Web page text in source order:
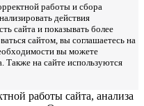
работы и сбора
действия
сайта и показывать более
сайтом, вы соглашаетесь на
вы можете
Также на сайте используются
работы сайта, анализа